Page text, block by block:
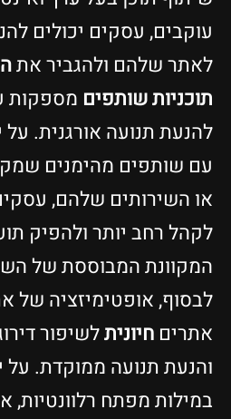
עוקבים, עסקים יכולים
לאתר שלהם ולהגביר את
תוכניות שותפים מספקות
להנעת תנועה אורגנית. על
עם שותפים מהימנים
או השירותים שלהם,
לקהל רחב יותר ולהפיק
המקוונת המבוססת של
לבסוף, אופטימיזציה של
אתרים חיוניתלשיפור
והנעת תנועה ממוקדת. על
במילות מפתח רלוונטיות,